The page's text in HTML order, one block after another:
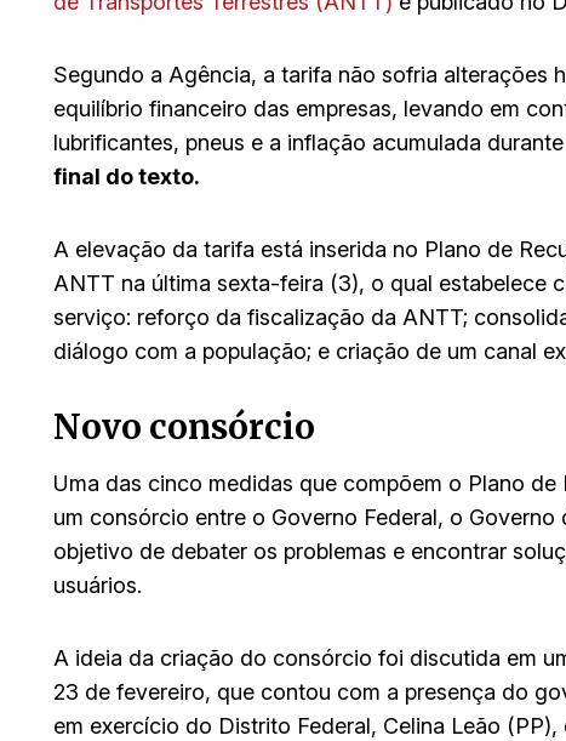
Segundo a Agência, a tarifa não sofria alterações
equilíbrio financeiro das empresas, levando em
lubrificantes, pneus e a inflação acumulada
final do texto.
A elevação da tarifa está inserida no Plano de
ANTT na última sexta-feira (3), o qual estabelece
serviço: reforço da fiscalização da ANTT;
diálogo com a população; e criação de um canal
Novo consórcio
Uma das cinco medidas que compõem o Plano
um consórcio entre o Governo Federal, o
objetivo de debater os problemas e encontrar
usuários.
A ideia da criação do consórcio foi discutida em
23 de fevereiro, que contou com a presença do
em exercício do Distrito Federal, Celina Leão